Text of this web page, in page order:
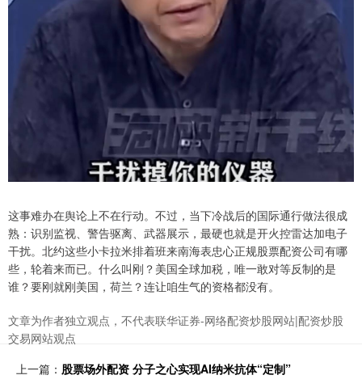
这事难办在舆论上不在行动。不过，当下冷战后的国际通行做法很成
熟：识别监视、警告驱离、武器展示，最硬也就是开火控雷达加电子
干扰。北约这些小卡拉米排着班来南海表忠心正规股票配资公司有哪
些，轮着来而已。什么叫刚？美国全球加税，唯一敢对等反制的是
谁？要刚就刚美国，荷兰？连让咱生气的资格都没有。
文章为作者独立观点，不代表联华证券-网络配资炒股网站|配资炒股
交易网站观点
上一篇： 股票场外配资 分子之心实现AI纳米抗体“定制”